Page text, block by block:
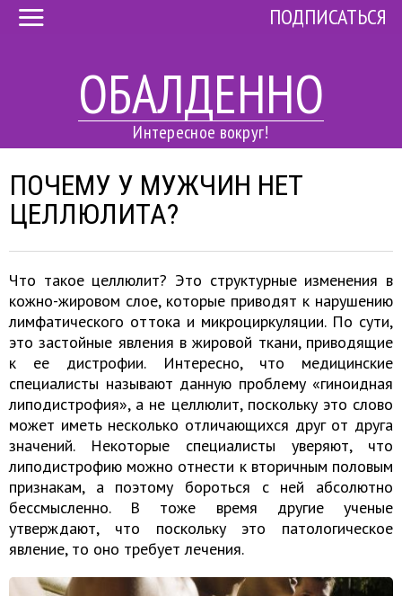
ОБАЛДЕННО
Интересное вокруг!
ПОДПИСАТЬСЯ
ПОЧЕМУ У МУЖЧИН НЕТ
ЦЕЛЛЮЛИТА?
Что такое целлюлит? Это структурные изменения в
кожно-жировом слое, которые приводят к нарушению
лимфатического оттока и микроциркуляции. По сути,
это застойные явления в жировой ткани, приводящие
к ее дистрофии. Интересно, что медицинские
специалисты называют данную проблему «гиноидная
липодистрофия», а не целлюлит, поскольку это слово
может иметь несколько отличающихся друг от друга
значений. Некоторые специалисты уверяют, что
липодистрофию можно отнести к вторичным половым
признакам, а поэтому бороться с ней абсолютно
бессмысленно. В тоже время другие ученые
утверждают, что поскольку это патологическое
явление, то оно требует лечения.